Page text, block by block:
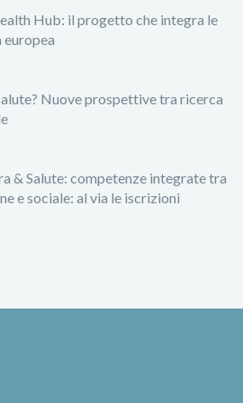
Hub: il progetto che integra le
europea
Nuove prospettive tra ricerca
& Salute: competenze integrate tra
e sociale: al via le iscrizioni